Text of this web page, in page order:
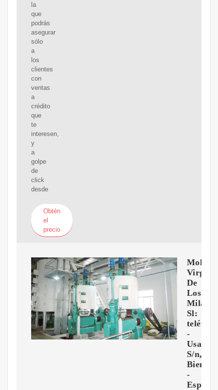
la
que
podrás
asegurar
sólo
a
los
clientes
con
ventas
a
crédito
que
te
interesen,
y
a
golpe
de
click
desde
Obtén
el
precio
Molino
Virgen
De
Los
Sl:
teléfono
-
Usagre
S/n,
-